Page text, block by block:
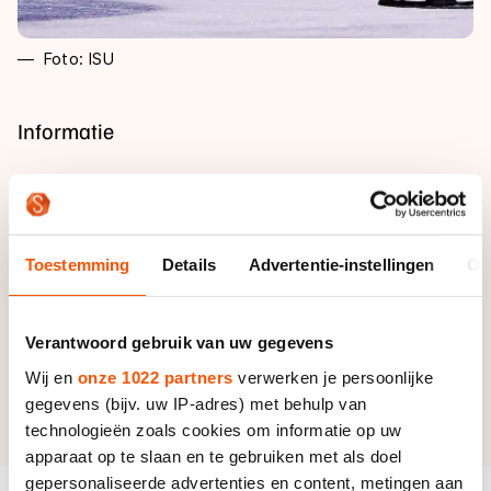
Toestemming Details Advertentie-instellingen
Verantwoord gebruik van uw gegevens
Wij en onze 1022 partners verwerken je persoonlijke
gegevens (bijv. uw IP-adres) met behulp van
technologieën zoals cookies om informatie op uw
apparaat op te slaan en te gebruiken met als doel
gepersonaliseerde advertenties en content, metingen aan
Foto: ISU
Informatie
Deelnemerslijst
Alle deelnemers zijn te vinden in de deelnemerslijst.
Deelnemerslijst
Programma
Het volledige programma is te vinden in het
tijdschema.
Tijdschema
Uitslagen
De uitslagen van deze wedstrijd zijnhierte vinden.